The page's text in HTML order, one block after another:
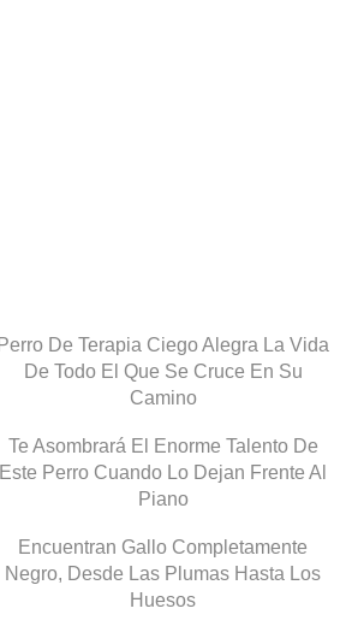
Perro De Terapia Ciego Alegra La Vida
De Todo El Que Se Cruce En Su
Camino
Te Asombrará El Enorme Talento De
Este Perro Cuando Lo Dejan Frente Al
Piano
Encuentran Gallo Completamente
Negro, Desde Las Plumas Hasta Los
Huesos